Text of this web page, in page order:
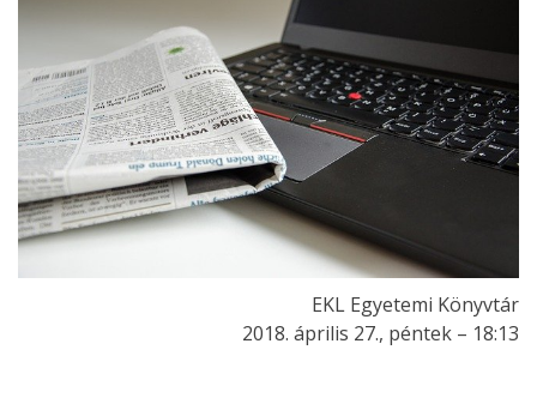
EKL Egyetemi Könyvtár
2018. április 27., péntek – 18:13